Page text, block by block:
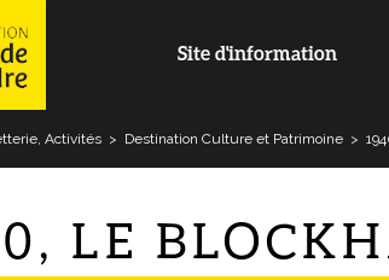
Site d'information
Activités > Destination Culture et Patrimoine >
LE